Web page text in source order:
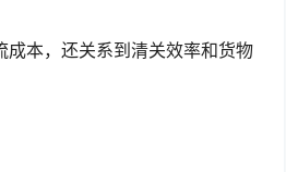
本，还关系到清关效率和货物